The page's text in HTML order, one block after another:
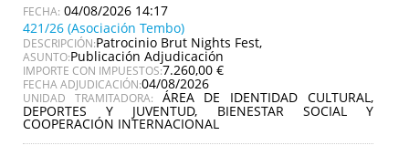
04/08/2026 14:17
421/26 (Asociación Tembo)
DESCRIPCIÓN:Patrocinio Brut Nights Fest,
ASUNTO:Publicación Adjudicación
IMPORTE CON IMPUESTOS:7.260,00 €
FECHA ADJUDICACIÓN:04/08/2026
UNIDAD TRAMITADORA: ÁREA DE IDENTIDAD CULTURAL,
DEPORTES Y JUVENTUD, BIENESTAR SOCIAL Y
COOPERACIÓN INTERNACIONAL